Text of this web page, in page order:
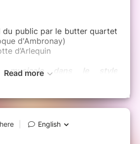
du public par le butter quartet
d'Ambronay)
d’Arlequin
musicale dans le style
- 1634) et des chansons
1960.
se situe en Italie en
Read more